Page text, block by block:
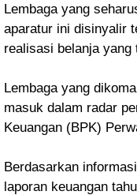
Lembaga yang
aparatur ini disinyalir
realisasi belanja yang
Lembaga yang
masuk dalam radar
Keuangan (BPK)
Berdasarkan
laporan keuangan